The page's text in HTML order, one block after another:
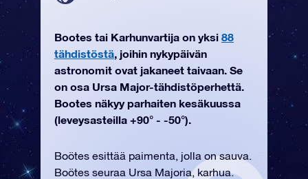
Bootes tai Karhunvartija on yksi 88
tähdistöstä, joihin nykypäivän
astronomit ovat jakaneet taivaan. Se
on osa Ursa Major-tähdistöperhettä.
Bootes näkyy parhaiten kesäkuussa
(leveysasteilla +90° - -50°).
Boötes esittää paimenta, jolla on sauva.
Boötes seuraa Ursa Majoria, karhua.